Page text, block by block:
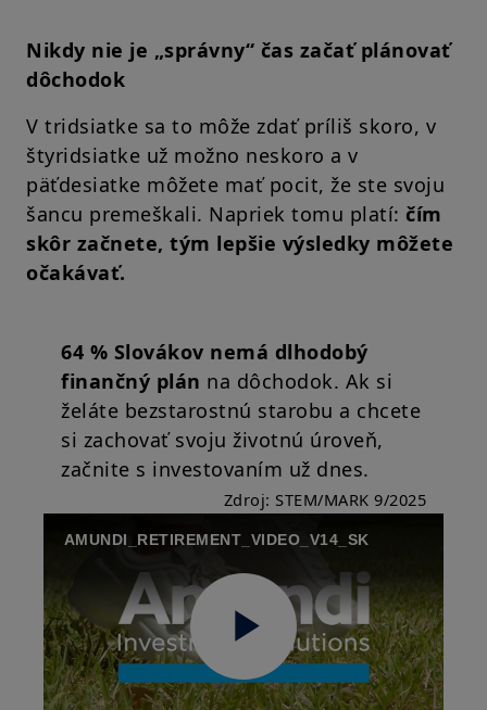
Nikdy nie je „správny“ čas začať plánovať
dôchodok
V tridsiatke sa to môže zdať príliš skoro, v
štyridsiatke už možno neskoro a v
päťdesiatke môžete mať pocit, že ste svoju
šancu premeškali. Napriek tomu platí: čím
skôr začnete, tým lepšie výsledky môžete
očakávať.
64 % Slovákov nemá dlhodobý
finančný plán na dôchodok. Ak si
želáte bezstarostnú starobu a chcete
si zachovať svoju životnú úroveň,
začnite s investovaním už dnes.
Zdroj: STEM/MARK 9/2025
AMUNDI_RETIREMENT_VIDEO_V14_SK
Play